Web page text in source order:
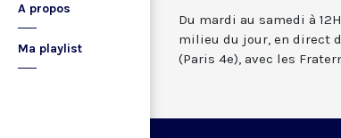
A propos
Ma playlist
Du mardi au samedi à
milieu du jour, en direct
(Paris 4e), avec les